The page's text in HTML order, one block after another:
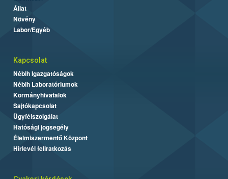
Állat
Növény
Labor/Egyéb
Kapcsolat
Nébih Igazgatóságok
Nébih Laboratóriumok
Kormányhivatalok
Sajtókapcsolat
Ügyfélszolgálat
Hatósági jogsegély
Élelmiszermentő Központ
Hírlevél feliratkozás